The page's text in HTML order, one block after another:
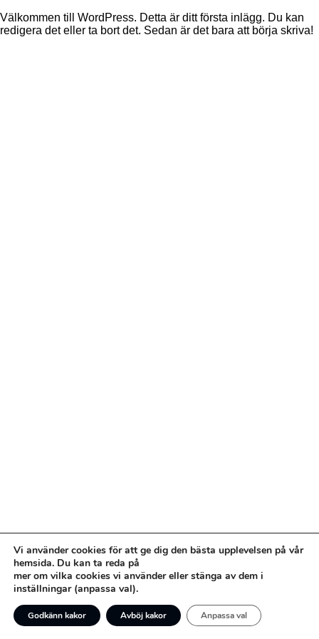
Välkommen till WordPress. Detta är ditt första inlägg. Du kan
redigera det eller ta bort det. Sedan är det bara att börja skriva!
Vi använder cookies för att ge dig den bästa upplevelsen på vår
hemsida. Du kan ta reda på
mer om vilka cookies vi använder eller stänga av dem i
inställningar (anpassa val).
Godkänn kakor Avböj kakor Anpassa val